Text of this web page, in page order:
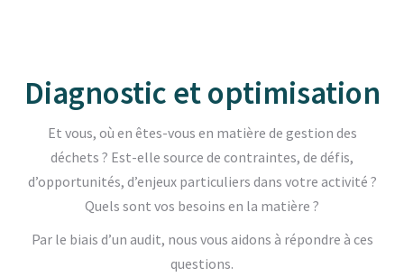
Diagnostic et optimisation
Et vous, où en êtes-vous en matière de gestion des
déchets ? Est-elle source de contraintes, de défis,
d’opportunités, d’enjeux particuliers dans votre activité ?
Quels sont vos besoins en la matière ?
Par le biais d’un audit, nous vous aidons à répondre à ces
questions.